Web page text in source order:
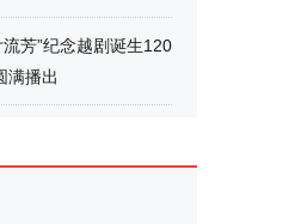
流芳”纪念越剧诞生120
满播出